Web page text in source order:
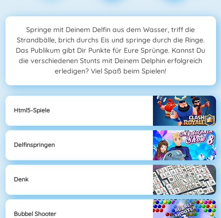
Springe mit Deinem Delfin aus dem Wasser, triff die
Strandbälle, brich durchs Eis und springe durch die Ringe.
Das Publikum gibt Dir Punkte für Eure Sprünge. Kannst Du
die verschiedenen Stunts mit Deinem Delphin erfolgreich
erledigen? Viel Spaß beim Spielen!
Html5-Spiele
Delfinspringen
Denk
Bubbel Shooter